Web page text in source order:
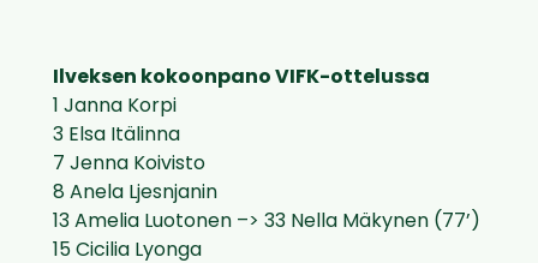
Ilveksen kokoonpano VIFK-ottelussa
1 Janna Korpi
3 Elsa Itälinna
7 Jenna Koivisto
8 Anela Ljesnjanin
13 Amelia Luotonen –> 33 Nella Mäkynen (77’)
15 Cicilia Lyonga